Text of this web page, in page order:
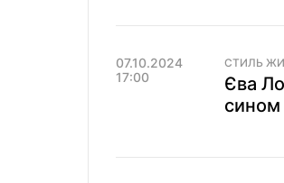
07.10.2024
17:00
СТИЛЬ
Єва
сином